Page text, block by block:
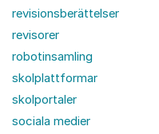
revisionsberättelser
revisorer
robotinsamling
skolplattformar
skolportaler
sociala medier